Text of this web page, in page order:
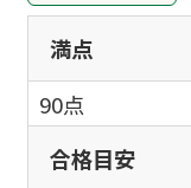
満点
90点
合格目安